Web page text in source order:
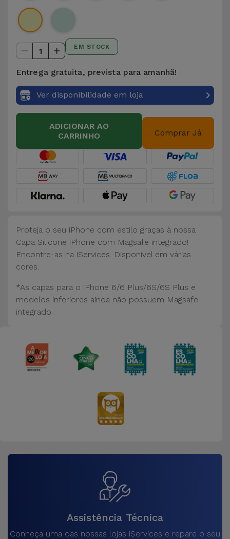
1 EM STOCK
Entrega gratuita, prevista para amanhã!
Ver disponibilidade em loja
ADICIONAR AO
CARRINHO
Comprar Já
Proteja o seu iPhone com estilo graças à nossa
Capa Silicone iPhone com Magsafe integrado!
Encontre-as na iServices. Disponível em várias
cores.
*As capas para o iPhone 6/6 Plus/6S/6S Plus e
modelos inferiores ainda não possuem Magsafe
integrado.
Assistência Técnica
Conheça uma das nossas lojas iServices e repare o seu